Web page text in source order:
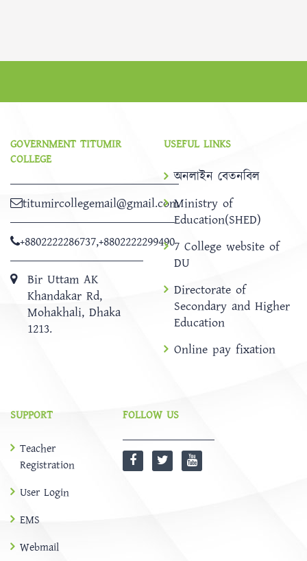
GOVERNMENT TITUMIR
COLLEGE
titumircollegemail@gmail.com
+8802222286737,+8802222299490
Bir Uttam AK
Khandakar Rd,
Mohakhali, Dhaka
1213.
USEFUL LINKS
অনলাইন বেতনবিল
Ministry of
Education(SHED)
7 College website of
DU
Directorate of
Secondary and Higher
Education
Online pay fixation
SUPPORT
Teacher
Registration
User Login
EMS
Webmail
FOLLOW US